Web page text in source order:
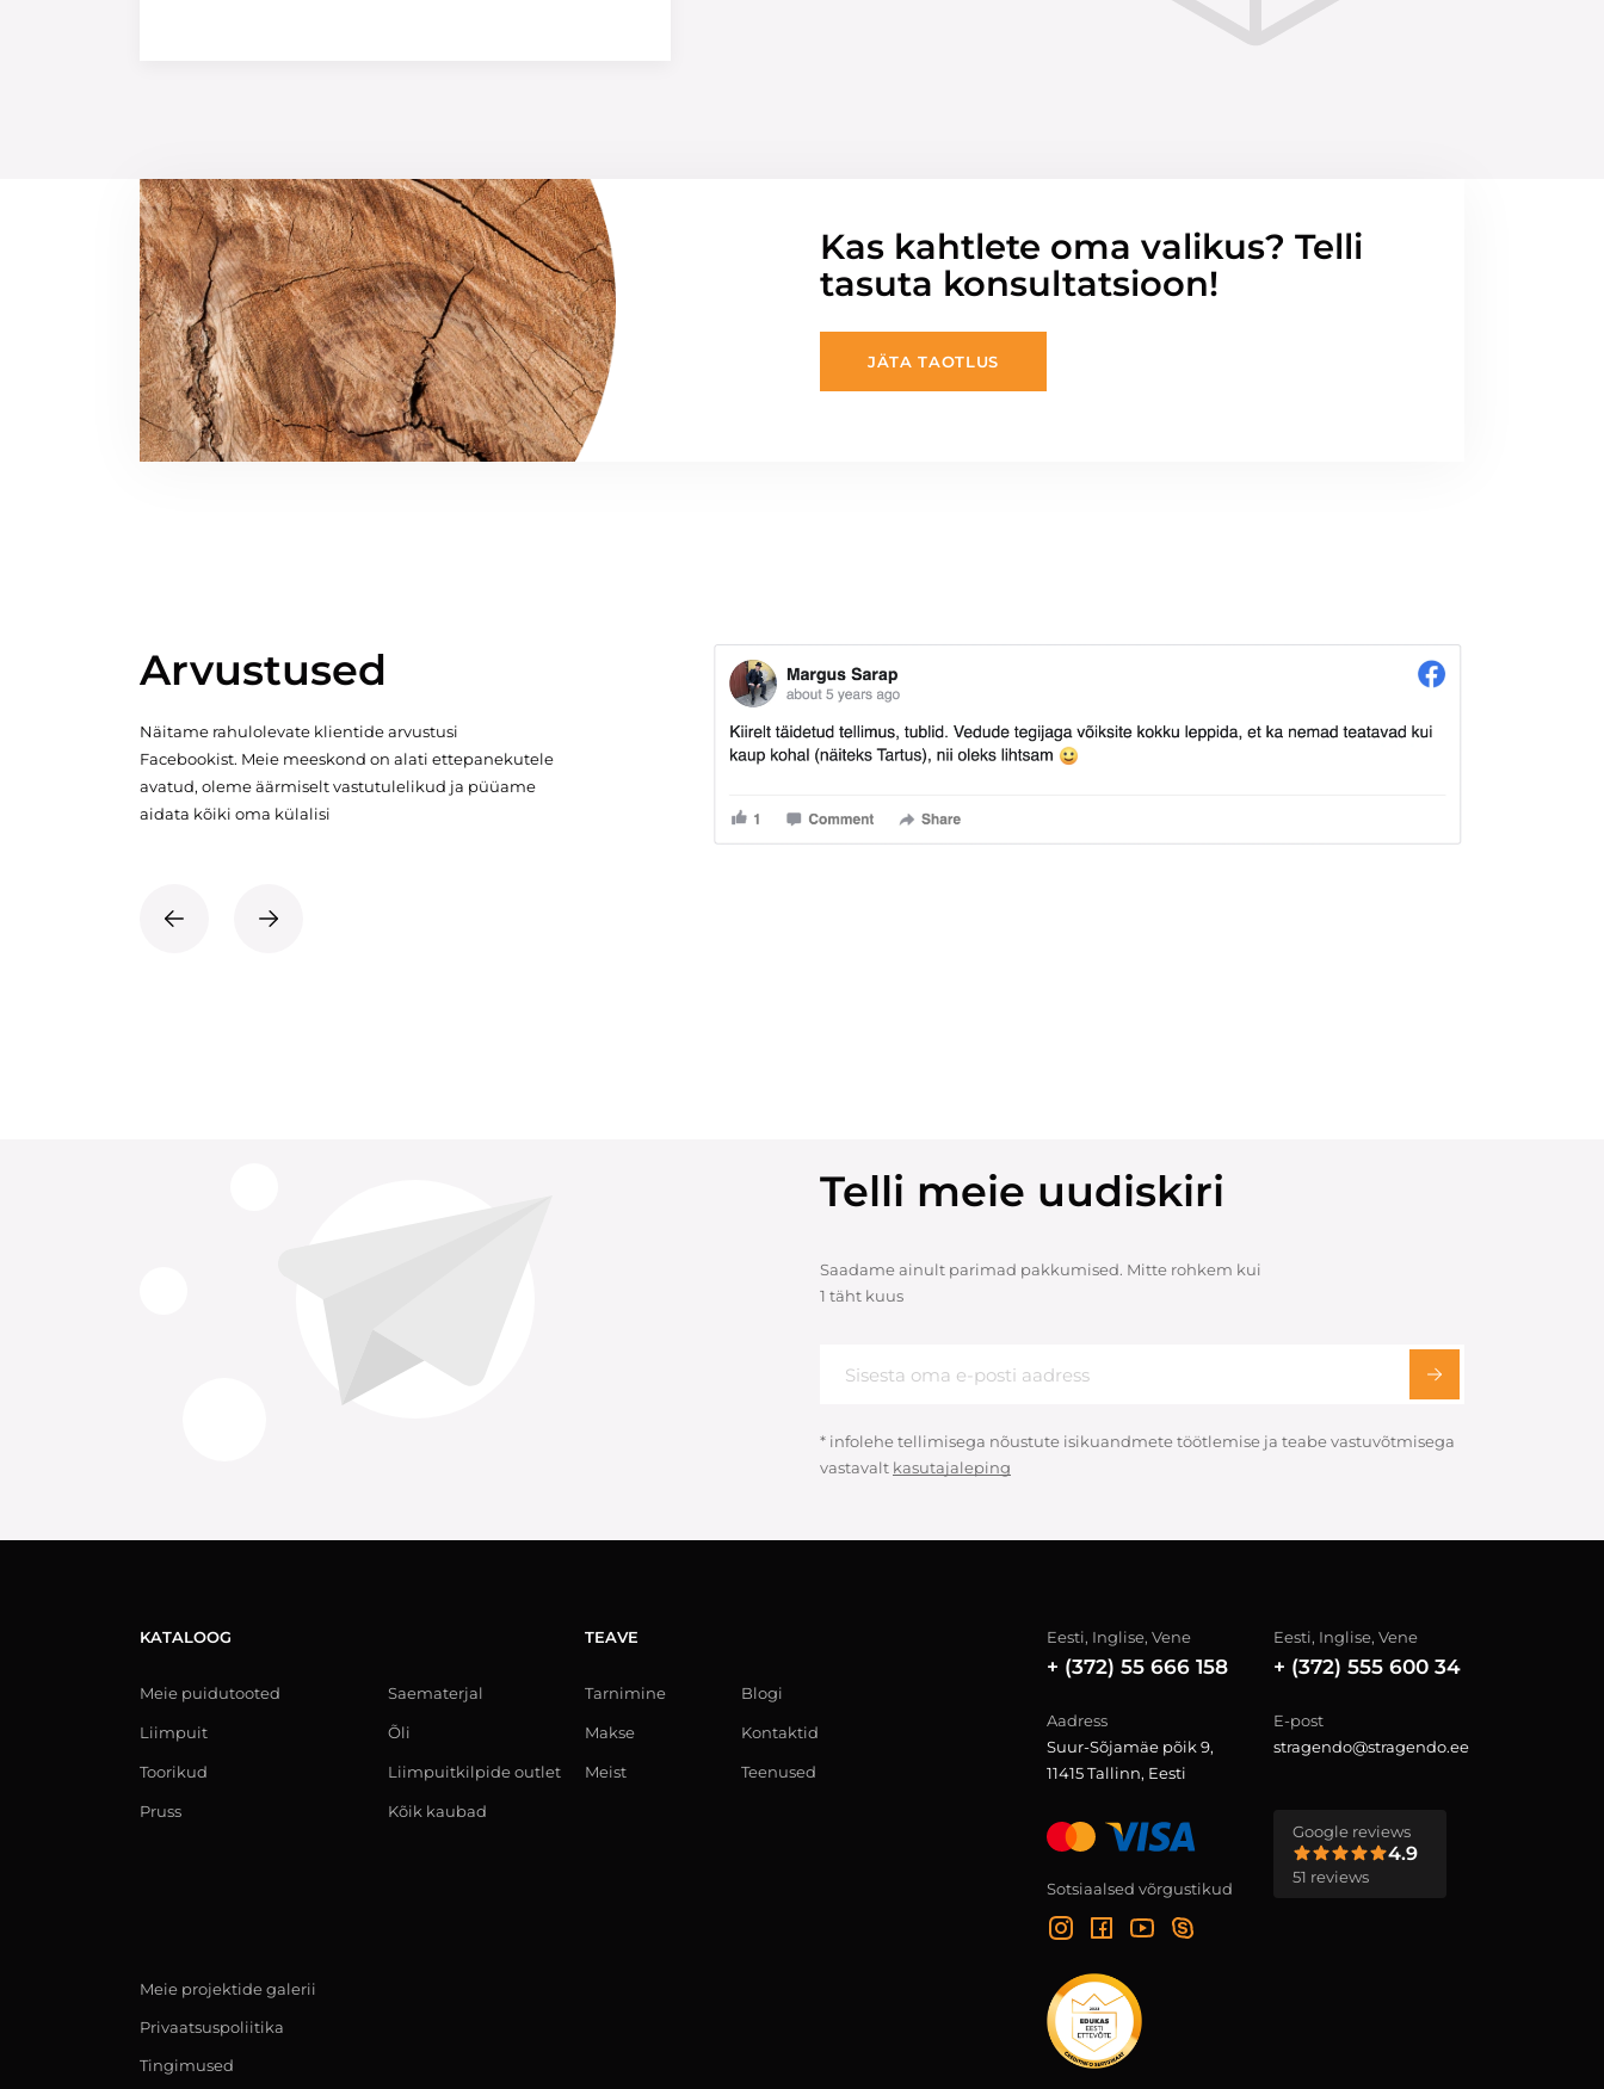
Kas kahtlete oma valikus? Telli
tasuta konsultatsioon!
JÄTA TAOTLUS
Arvustused
Näitame rahulolevate klientide arvustusi
Facebookist. Meie meeskond on alati ettepanekutele
avatud, oleme äärmiselt vastutulelikud ja püüame
aidata kõiki oma külalisi
Telli meie uudiskiri
Saadame ainult parimad pakkumised. Mitte rohkem kui
1 täht kuus
* infolehe tellimisega nõustute isikuandmete töötlemise ja teabe vastuvõtmisega
vastavalt kasutajaleping
KATALOOG
Meie puidutooted
Liimpuit
Toorikud
Pruss
Saematerjal
Õli
Liimpuitkilpide outlet
Kõik kaubad
TEAVE
Tarnimine
Makse
Meist
Blogi
Kontaktid
Teenused
Eesti, Inglise, Vene
+ (372) 55 666 158
Eesti, Inglise, Vene
+ (372) 555 600 34
Aadress
Suur-Sõjamäe põik 9,
11415 Tallinn, Eesti
E-post
stragendo@stragendo.ee
Sotsiaalsed võrgustikud
Google reviews
4.9
51 reviews
Meie projektide galerii
Privaatsuspoliitika
Tingimused